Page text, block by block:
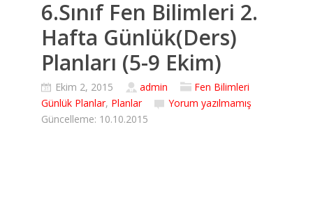
6.Sınıf Fen Bilimleri 2.
Hafta Günlük(Ders)
Planları (5-9 Ekim)
Ekim 2, 2015 admin
Fen Bilimleri
Günlük Planlar, Planlar
Yorum yazılmamış
Güncelleme: 10.10.2015